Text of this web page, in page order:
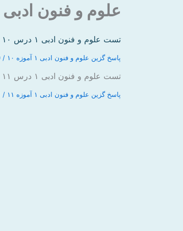
علوم و فنون ادبی ۱: تست نیمه دوم کتاب
تست علوم و فنون ادبی ۱ درس ۱۰
پاسخ گزین علوم و فنون ادبی ۱ آموزه ۱۰ / oloom1-dr10
تست علوم و فنون ادبی ۱ درس ۱۱
پاسخ گزین علوم و فنون ادبی ۱ آموزه ۱۱ / oloom1-dr11-n1